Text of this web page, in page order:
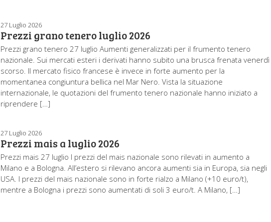
27 Luglio 2026
Prezzi grano tenero luglio 2026
Prezzi grano tenero 27 luglio Aumenti generalizzati per il frumento tenero
nazionale. Sui mercati esteri i derivati hanno subito una brusca frenata venerdì
scorso. Il mercato fisico francese è invece in forte aumento per la
momentanea congiuntura bellica nel Mar Nero. Vista la situazione
internazionale, le quotazioni del frumento tenero nazionale hanno iniziato a
riprendere […]
27 Luglio 2026
Prezzi mais a luglio 2026
Prezzi mais 27 luglio I prezzi del mais nazionale sono rilevati in aumento a
Milano e a Bologna. All’estero si rilevano ancora aumenti sia in Europa, sia negli
USA. I prezzi del mais nazionale sono in forte rialzo a Milano (+10 euro/t),
mentre a Bologna i prezzi sono aumentati di soli 3 euro/t. A Milano, […]